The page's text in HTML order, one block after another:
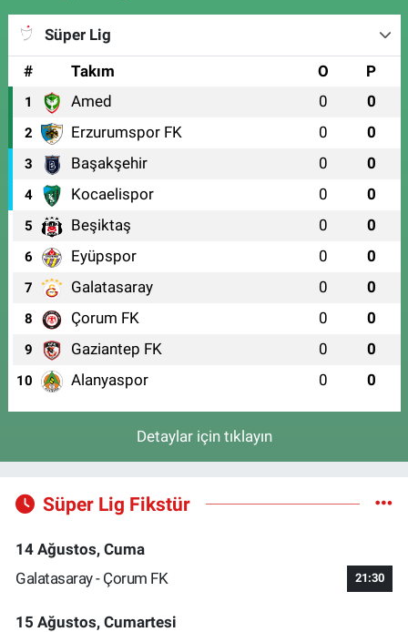
Süper Lig
#
Takım O P
1 Amed 0 0
2 Erzurumspor FK 0 0
3 Başakşehir 0 0
4 Kocaelispor 0 0
5 Beşiktaş 0 0
6 Eyüpspor 0 0
7 Galatasaray 0 0
8 Çorum FK 0 0
9 Gaziantep FK 0 0
10 Alanyaspor 0 0
Detaylar için tıklayın
Süper Lig Fikstür
14 Ağustos, Cuma
Galatasaray - Çorum FK
21:30
15 Ağustos, Cumartesi